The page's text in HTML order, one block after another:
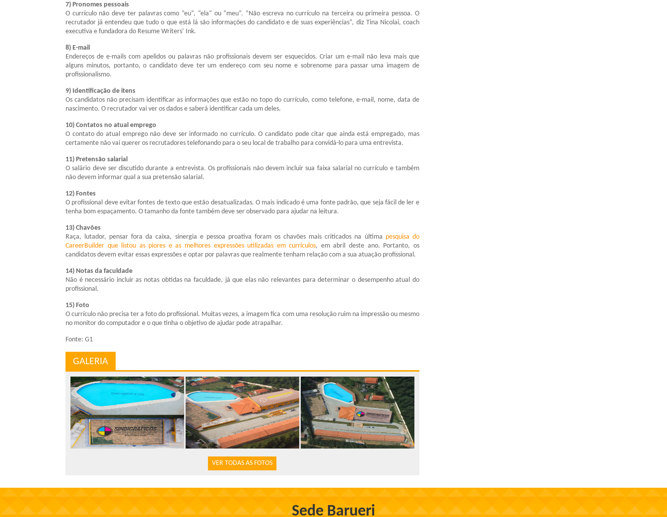
7) Pronomes pessoais
O currículo não deve ter palavras como “eu”, “ela” ou “meu”. “Não escreva no currículo na terceira ou primeira pessoa. O
recrutador já entendeu que tudo o que está lá são informações do candidato e de suas experiências”, diz Tina Nicolai, coach
executiva e fundadora do Resume Writers’ Ink.
8) E-mail
Endereços de e-mails com apelidos ou palavras não profissionais devem ser esquecidos. Criar um e-mail não leva mais que
alguns minutos, portanto, o candidato deve ter um endereço com seu nome e sobrenome para passar uma imagem de
profissionalismo.
9) Identificação de itens
Os candidatos não precisam identificar as informações que estão no topo do currículo, como telefone, e-mail, nome, data de
nascimento. O recrutador vai ver os dados e saberá identificar cada um deles.
10) Contatos no atual emprego
O contato do atual emprego não deve ser informado no currículo. O candidato pode citar que ainda está empregado, mas
certamente não vai querer os recrutadores telefonando para o seu local de trabalho para convidá-lo para uma entrevista.
11) Pretensão salarial
O salário deve ser discutido durante a entrevista. Os profissionais não devem incluir sua faixa salarial no currículo e também
não devem informar qual a sua pretensão salarial.
12) Fontes
O profissional deve evitar fontes de texto que estão desatualizadas. O mais indicado é uma fonte padrão, que seja fácil de ler e
tenha bom espaçamento. O tamanho da fonte também deve ser observado para ajudar na leitura.
13) Chavões
Raça, lutador, pensar fora da caixa, sinergia e pessoa proativa foram os chavões mais criticados na última pesquisa do
CareerBuilder que listou as piores e as melhores expressões utilizadas em currículos, em abril deste ano. Portanto, os
candidatos devem evitar essas expressões e optar por palavras que realmente tenham relação com a sua atuação profissional.
14) Notas da faculdade
Não é necessário incluir as notas obtidas na faculdade, já que elas não relevantes para determinar o desempenho atual do
profissional.
15) Foto
O currículo não precisa ter a foto do profissional. Muitas vezes, a imagem fica com uma resolução ruim na impressão ou mesmo
no monitor do computador e o que tinha o objetivo de ajudar pode atrapalhar.
Fonte: G1
GALERIA
VER TODAS AS FOTOS
Sede Barueri